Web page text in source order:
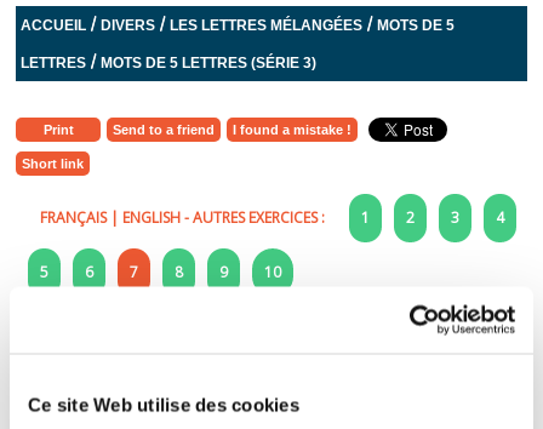
Ce site Web utilise des cookies
ACCUEIL /DIVERS /LES LETTRES MÉLANGÉES /MOTS DE 5
LETTRES /MOTS DE 5 LETTRES (SÉRIE 3)
Print Send to a friend I found a mistake !
Short link
FRANÇAIS| ENGLISH- AUTRES EXERCICES : 1 2 3 4
5 6 7 8 9 10